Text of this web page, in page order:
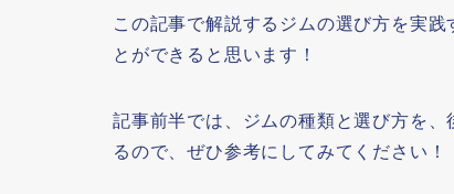
この記事で解説するジムの選び方を実
とができると思います！
記事前半では、ジムの種類と選び方を
るので、ぜひ参考にしてみてください！